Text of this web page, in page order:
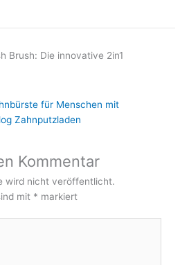
Brush: Die innovative 2in1
für Menschen mit
Zahnputzladen
Kommentar
wird nicht veröffentlicht.
mit * markiert